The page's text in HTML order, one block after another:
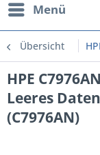
Menü
Übersicht
HPE
Leeres
(C7976AN)